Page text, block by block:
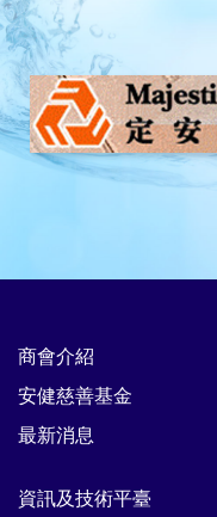
商會介紹
安健慈善基金
最新消息
資訊及技術平臺